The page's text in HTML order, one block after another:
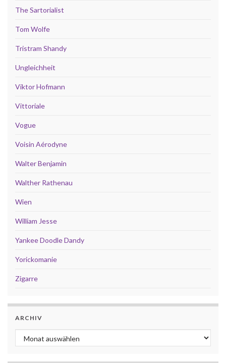
The Sartorialist
Tom Wolfe
Tristram Shandy
Ungleichheit
Viktor Hofmann
Vittoriale
Vogue
Voisin Aérodyne
Walter Benjamin
Walther Rathenau
Wien
William Jesse
Yankee Doodle Dandy
Yorickomanie
Zigarre
ARCHIV
Archiv